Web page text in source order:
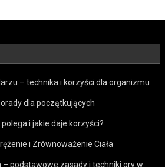
– technika i korzyści dla organizmu
dla początkujących
i jakie daje korzyści?
i Zrównoważenie Ciała
– podstawowe zasady i techniki gry w